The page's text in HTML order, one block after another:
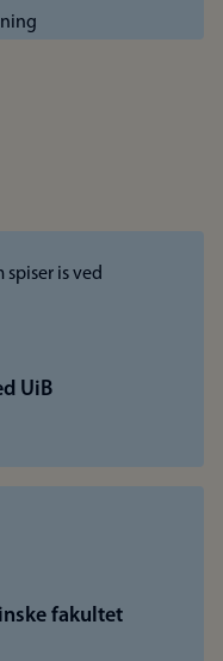
UiB
fakultet